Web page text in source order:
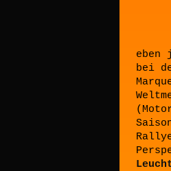
eben
bei